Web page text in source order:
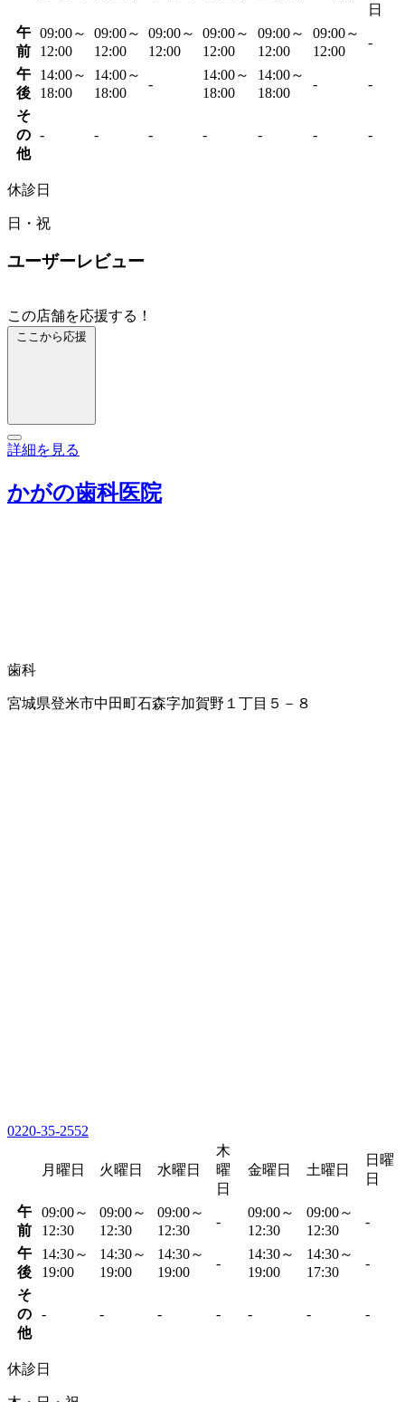
日
午
前
09:00～
12:00
09:00～
12:00
09:00～
12:00
09:00～
12:00
09:00～
12:00
09:00～
12:00
-
午
後
14:00～
18:00
14:00～
18:00
-
14:00～
18:00
14:00～
18:00
- -
そ
の
他
- - - - - - -
休診日
日・祝
ユーザーレビュー
この店舗を応援する！
ここから応援
詳細を見る
かがの歯科医院
歯科
宮城県登米市中田町石森字加賀野１丁目５－８
0220-35-2552
月曜日 火曜日 水曜日
木
曜
日
金曜日 土曜日
日曜
日
午
前
09:00～
12:30
09:00～
12:30
09:00～
12:30
-
09:00～
12:30
09:00～
12:30
-
午
後
14:30～
19:00
14:30～
19:00
14:30～
19:00
-
14:30～
19:00
14:30～
17:30
-
そ
の
他
- - - - - - -
休診日